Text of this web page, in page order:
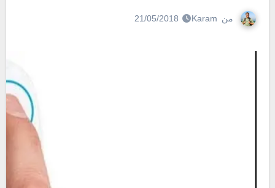
من Karam
21/05/2018